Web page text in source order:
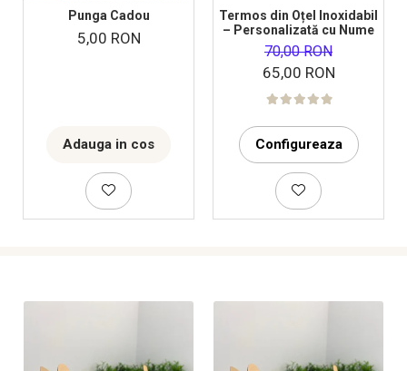
Punga Cadou
5,00 RON
Adauga in cos
Termos din Oțel Inoxidabil
– Personalizată cu Nume
70,00 RON
65,00 RON
Configureaza